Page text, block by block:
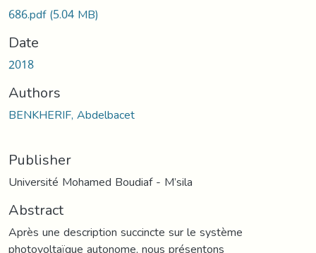
686.pdf(5.04 MB)
Date
2018
Authors
BENKHERIF, Abdelbacet
Publisher
Université Mohamed Boudiaf - M’sila
Abstract
Après une description succincte sur le système